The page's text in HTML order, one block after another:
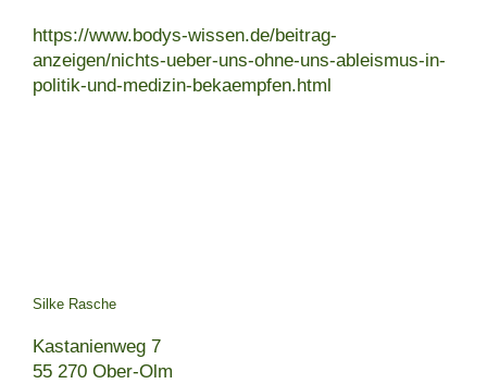
https://www.bodys-wissen.de/beitrag-
anzeigen/nichts-ueber-uns-ohne-uns-ableismus-in-
politik-und-medizin-bekaempfen.html
Silke Rasche
Kastanienweg 7
55 270 Ober-Olm